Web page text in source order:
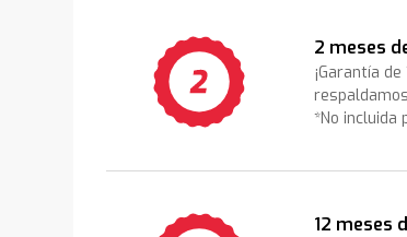
2 meses
¡Garantía
*No incluida
12 meses